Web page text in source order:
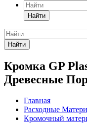
Найти
Найти
Кромка GP
Древесные
Главная
Расходные
Кромочный